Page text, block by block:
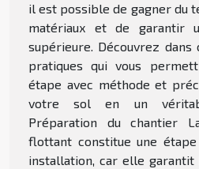
il est possible de gagner du
matériaux et de garantir
supérieure. Découvrez
pratiques qui vous
étape avec méthode et
votre sol en un
Préparation du chantier
flottant constitue une
installation, car elle garantit